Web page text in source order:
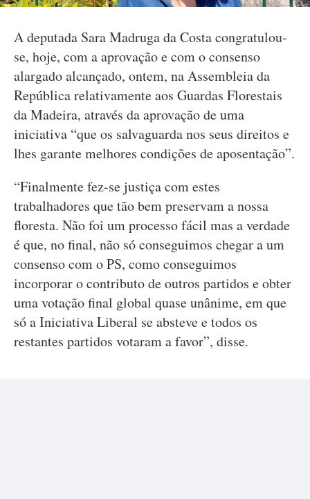
A deputada Sara Madruga da Costa congratulou-
se, hoje, com a aprovação e com o consenso
alargado alcançado, ontem, na Assembleia da
República relativamente aos Guardas Florestais
da Madeira, através da aprovação de uma
iniciativa “que os salvaguarda nos seus direitos e
lhes garante melhores condições de aposentação”.
“Finalmente fez-se justiça com estes
trabalhadores que tão bem preservam a nossa
floresta. Não foi um processo fácil mas a verdade
é que, no final, não só conseguimos chegar a um
consenso com o PS, como conseguimos
incorporar o contributo de outros partidos e obter
uma votação final global quase unânime, em que
só a Iniciativa Liberal se absteve e todos os
restantes partidos votaram a favor”, disse.